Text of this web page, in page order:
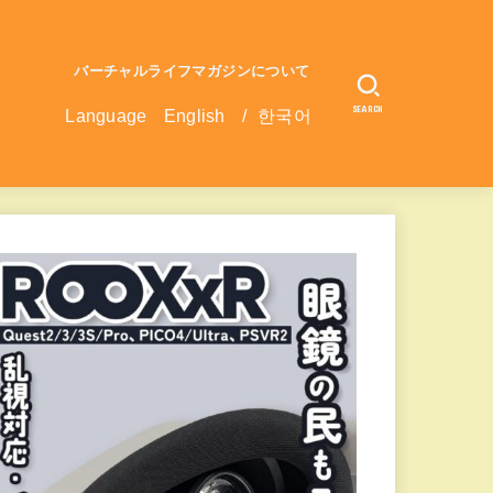
バーチャルライフマガジンについて
Language English / 한국어 SEARCH